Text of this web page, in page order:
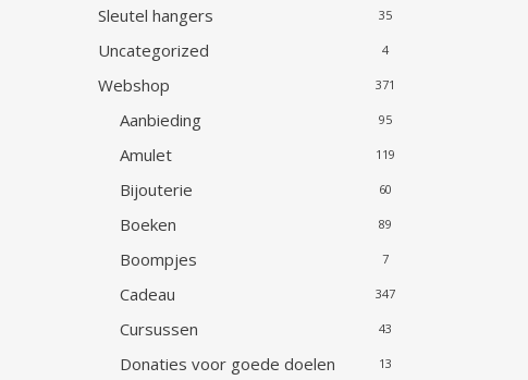
Sleutel hangers 35
Uncategorized 4
Webshop 371
Aanbieding 95
Amulet 119
Bijouterie 60
Boeken 89
Boompjes 7
Cadeau 347
Cursussen 43
Donaties voor goede doelen 13